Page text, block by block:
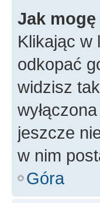
Jak
Klikając w
odkopać
widzisz
jeszcze
w nim
Góra